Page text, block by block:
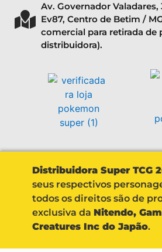
Av. Governador Valadares,
Ev87, Centro de Betim /
comercial para retirada de
distribuidora).
Distribuidora Super TCG
seus respectivos
todos os direitos são de
exclusiva da Nitendo,
Creatures Inc do Japão.